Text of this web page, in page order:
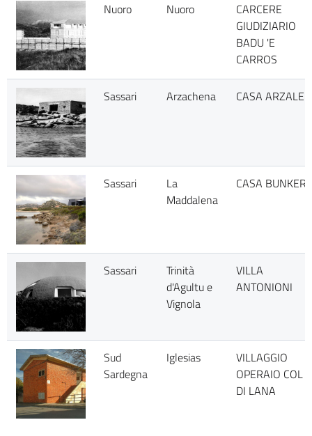
Nuoro Nuoro
CARCERE
GIUDIZIARIO
BADU 'E
CARROS
Sassari Arzachena CASA ARZALE
Sassari
La
Maddalena
CASA BUNKER
Sassari
Trinità
d'Agultu e
Vignola
VILLA
ANTONIONI
Sud
Sardegna
Iglesias
VILLAGGIO
OPERAIO COL
DI LANA